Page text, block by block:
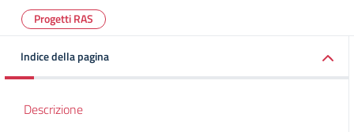
Progetti RAS
Indice della pagina
Descrizione